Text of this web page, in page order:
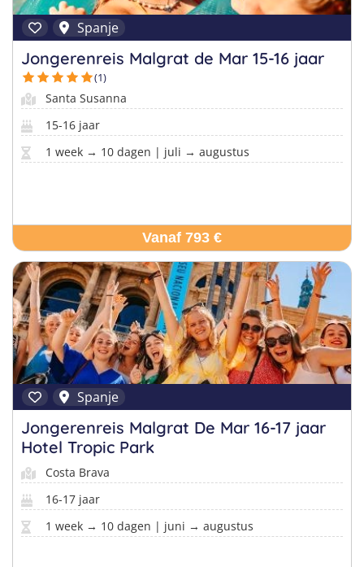
Italië
Nederland
Buitenland
Surfkampen Sri Lanka
Surfkampen Buitenland
Surfkampen 18+
Taalvakanties Nederlands
Taalvakanties Duits
Taalvakanties Italiaans
Spanje
Jongerenreis Malgrat de Mar 15-16 jaar
(1)
Santa Susanna
15-16 jaar
1 week → 10 dagen | juli → augustus
Vanaf 793 €
Spanje
Jongerenreis Malgrat De Mar 16-17 jaar
Hotel Tropic Park
Costa Brava
16-17 jaar
1 week → 10 dagen | juni → augustus